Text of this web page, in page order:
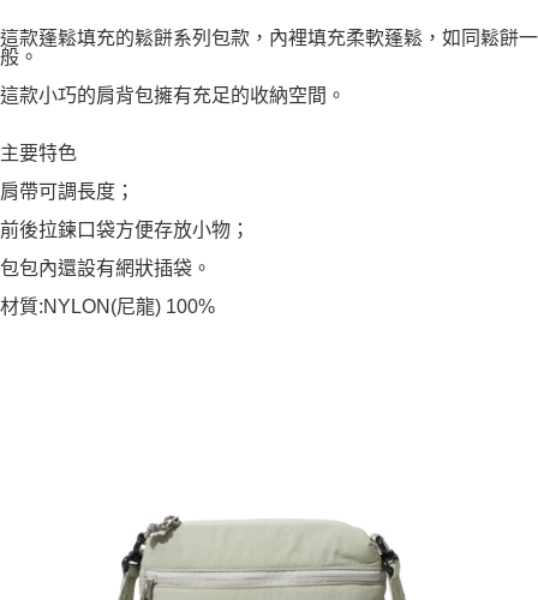
這款蓬鬆填充的鬆餅系列包款，內裡填充柔軟蓬鬆，如同鬆餅一
般。
這款小巧的肩背包擁有充足的收納空間。
主要特色
肩帶可調長度；
前後拉鍊口袋方便存放小物；
包包內還設有網狀插袋。
材質:NYLON(尼龍) 100%